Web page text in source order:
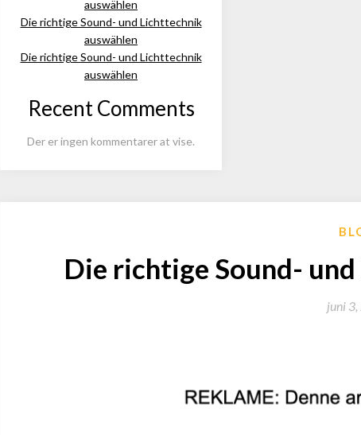
auswählen
Die richtige Sound- und Lichttechnik
auswählen
Die richtige Sound- und Lichttechnik
auswählen
Recent Comments
Der er ingen kommentarer at vise.
Die richtige Sound-
juni